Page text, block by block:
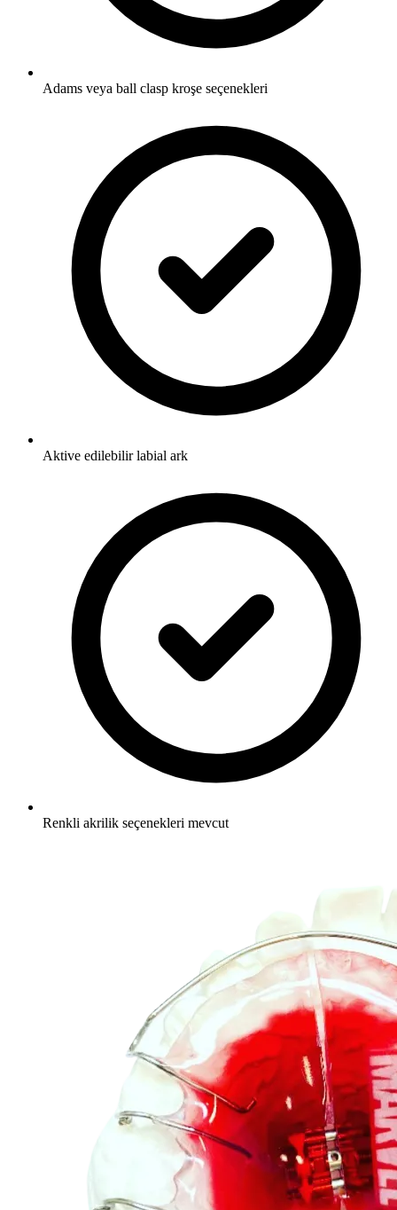
Adams veya ball clasp kroşe seçenekleri
Aktive edilebilir labial ark
Renkli akrilik seçenekleri mevcut